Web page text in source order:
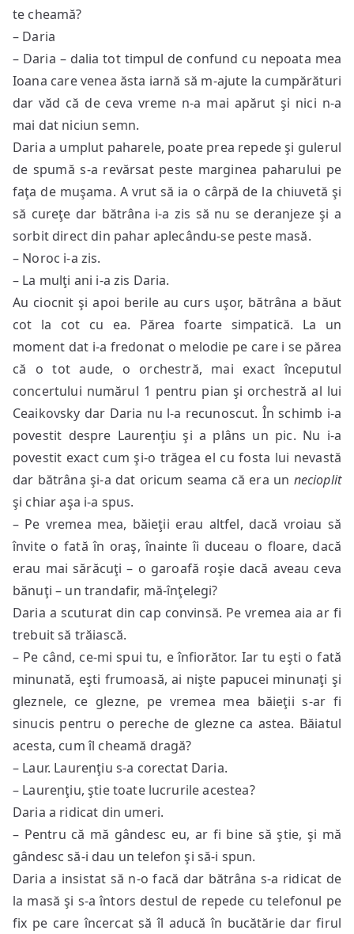
te cheamă?
– Daria
– Daria – dalia tot timpul de confund cu nepoata mea
Ioana care venea ăsta iarnă să m-ajute la cumpărături
dar văd că de ceva vreme n-a mai apărut şi nici n-a
mai dat niciun semn.
Daria a umplut paharele, poate prea repede şi gulerul
de spumă s-a revărsat peste marginea paharului pe
faţa de muşama. A vrut să ia o cârpă de la chiuvetă şi
să cureţe dar bătrâna i-a zis să nu se deranjeze şi a
sorbit direct din pahar aplecându-se peste masă.
– Noroc i-a zis.
– La mulţi ani i-a zis Daria.
Au ciocnit şi apoi berile au curs uşor, bătrâna a băut
cot la cot cu ea. Părea foarte simpatică. La un
moment dat i-a fredonat o melodie pe care i se părea
că o tot aude, o orchestră, mai exact începutul
concertului numărul 1 pentru pian şi orchestră al lui
Ceaikovsky dar Daria nu l-a recunoscut. În schimb i-a
povestit despre Laurenţiu şi a plâns un pic. Nu i-a
povestit exact cum şi-o trăgea el cu fosta lui nevastă
dar bătrâna şi-a dat oricum seama că era un necioplit
şi chiar aşa i-a spus.
– Pe vremea mea, băieţii erau altfel, dacă vroiau să
învite o fată în oraş, înainte îi duceau o floare, dacă
erau mai sărăcuţi – o garoafă roşie dacă aveau ceva
bănuţi – un trandafir, mă-înţelegi?
Daria a scuturat din cap convinsă. Pe vremea aia ar fi
trebuit să trăiască.
– Pe când, ce-mi spui tu, e înfiorător. Iar tu eşti o fată
minunată, eşti frumoasă, ai nişte papucei minunaţi şi
gleznele, ce glezne, pe vremea mea băieţii s-ar fi
sinucis pentru o pereche de glezne ca astea. Băiatul
acesta, cum îl cheamă dragă?
– Laur. Laurenţiu s-a corectat Daria.
– Laurenţiu, ştie toate lucrurile acestea?
Daria a ridicat din umeri.
– Pentru că mă gândesc eu, ar fi bine să ştie, şi mă
gândesc să-i dau un telefon şi să-i spun.
Daria a insistat să n-o facă dar bătrâna s-a ridicat de
la masă şi s-a întors destul de repede cu telefonul pe
fix pe care încercat să îl aducă în bucătărie dar firul